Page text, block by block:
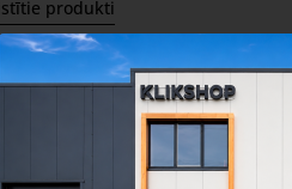
produkti
VDS R6S R68F BB Anthracite
15,20 €